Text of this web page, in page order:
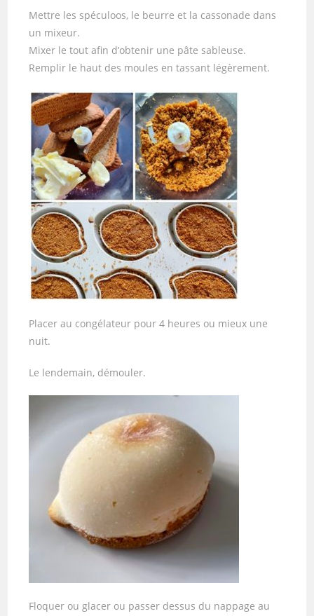
Mettre les spéculoos, le beurre et la cassonade dans
un mixeur.
Mixer le tout afin d’obtenir une pâte sableuse.
Remplir le haut des moules en tassant légèrement.
Placer au congélateur pour 4 heures ou mieux une
nuit.
Le lendemain, démouler.
Floquer ou glacer ou passer dessus du nappage au